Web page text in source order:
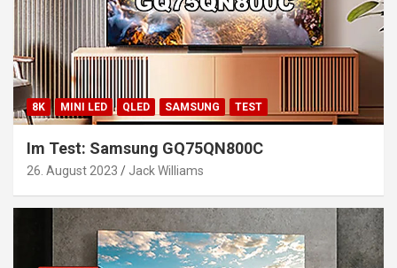
8K MINI LED QLED SAMSUNG TEST
Im Test: Samsung GQ75QN800C
26. August 2023 Jack Williams